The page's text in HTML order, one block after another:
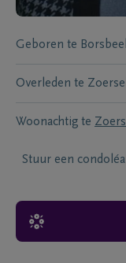
Geboren te
Overleden te Zoersel
Woonachtig te
Stuur een